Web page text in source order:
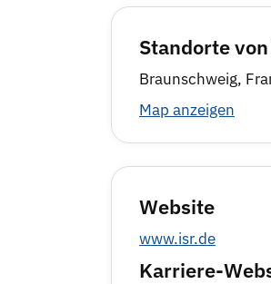
Standorte
Braunschweig,
Map anzeigen
Website
www.isr.de
Karriere-